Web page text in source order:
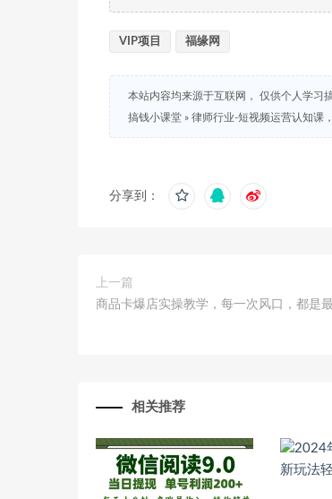
VIP项目 福缘网
本站内容均来源于互联网， 仅供个人学习
搞钱小课堂 » 律师行业-短视频运营认知课
分享到：
上一篇
商品卡爆店实操教学，每一次风口，都是
相关推荐